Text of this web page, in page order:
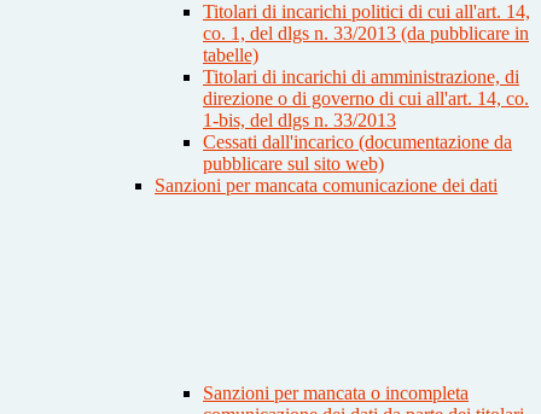
Titolari di incarichi politici di cui all'art. 14,
co. 1, del dlgs n. 33/2013 (da pubblicare in
tabelle)
Titolari di incarichi di amministrazione, di
direzione o di governo di cui all'art. 14, co.
1-bis, del dlgs n. 33/2013
Cessati dall'incarico (documentazione da
pubblicare sul sito web)
Sanzioni per mancata comunicazione dei dati
Sanzioni per mancata o incompleta